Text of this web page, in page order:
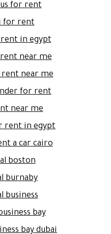
for rent
for rent
in egypt
near me
near me\
for rent
near me
rent in egypt
a car cairo
boston
burnaby
business
bay
bay dubai